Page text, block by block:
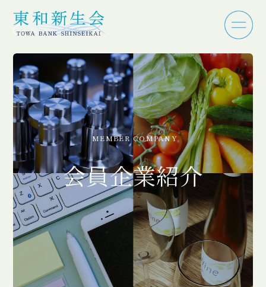
MEMBER COMPANY
会員企業紹介